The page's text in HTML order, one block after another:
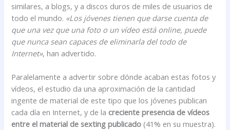
similares, a blogs, y a discos duros de miles de usuarios de
todo el mundo. «Los jóvenes tienen que darse cuenta de
que una vez que una foto o un vídeo está online, puede
que nunca sean capaces de eliminarla del todo de
Internet», han advertido.
Paralelamente a advertir sobre dónde acaban estas fotos y
vídeos, el estudio da una aproximación de la cantidad
ingente de material de este tipo que los jóvenes publican
cada día en Internet, y de la creciente presencia de vídeos
entre el material de sexting publicado (41% en su muestra).